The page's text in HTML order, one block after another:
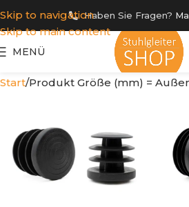
Skip to navigation
Skip to main content
Haben Sie Fragen?
MENÜ
Start Produkt Größe (mm) =